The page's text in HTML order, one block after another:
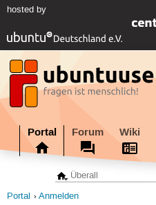
hosted by
Portal Forum Wiki
Portal Anmelden